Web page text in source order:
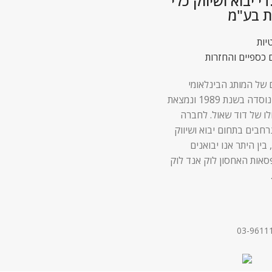
בע"מ
כספיים והחזרות
של המותג הבינלאומי
Lock & Lock נוסדה בשנת 1989 ונמצאת
של דוד שאול. לחברה
נרחבים בתחום יבוא ושיווק
היתר אנו יבואנים
האחסון לוק אנד לוק